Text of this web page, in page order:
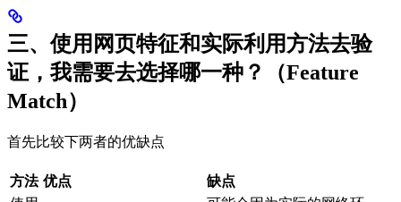
三、使用网页特征和实际利用方法去验
证，我需要去选择哪一种？（Feature
Match）
首先比较下两者的优缺点
方法 优点
缺点